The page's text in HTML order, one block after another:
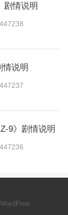
剧情说明
情说明
9》剧情说明